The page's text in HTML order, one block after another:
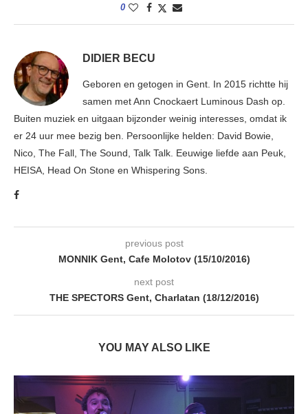
0
DIDIER BECU
Geboren en getogen in Gent. In 2015 richtte hij
samen met Ann Cnockaert Luminous Dash op.
Buiten muziek en uitgaan bijzonder weinig interesses, omdat ik
er 24 uur mee bezig ben. Persoonlijke helden: David Bowie,
Nico, The Fall, The Sound, Talk Talk. Eeuwige liefde aan Peuk,
HEISA, Head On Stone en Whispering Sons.
previous post
MONNIK Gent, Cafe Molotov (15/10/2016)
next post
THE SPECTORS Gent, Charlatan (18/12/2016)
YOU MAY ALSO LIKE